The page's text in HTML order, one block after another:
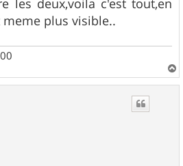
les deux,voila c'est tout,en
plus visible..
a